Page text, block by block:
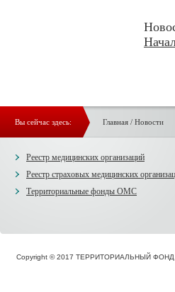
Вы сейчас здесь: Главная/ Новости
Реестр медицинских организаций
Реестр страховых медицинских
Территориальные фонды ОМС
Copyright © 2017 ТЕРРИТОРИАЛЬНЫЙ